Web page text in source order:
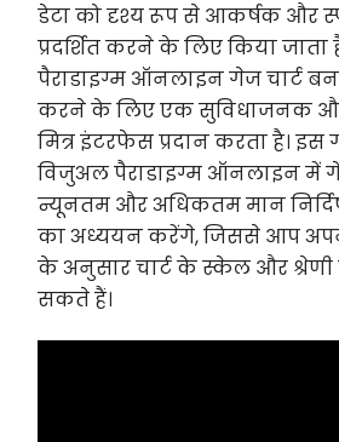
डेटा को दृश्य रूप से आकर्षक और
प्रदर्शित करने के लिए किया जाता
पैराडाइग्म ऑनलाइन गेज चार्ट
करने के लिए एक सुविधाजनक और
मित्र इंटरफेस प्रदान करता है। इस
विजुअल पैराडाइग्म ऑनलाइन में
न्यूनतम और अधिकतम मान
का अध्ययन करेंगे, जिससे आप
के अनुसार चार्ट के स्केल और
सकते हैं।